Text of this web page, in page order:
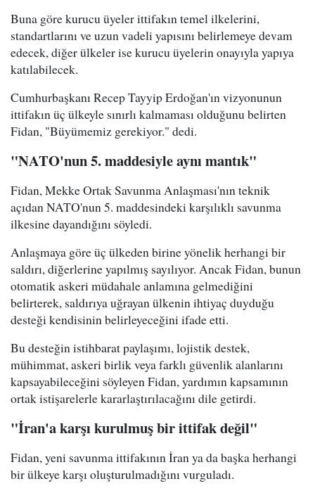
Buna göre kurucu üyeler ittifakın temel ilkelerini,
standartlarını ve uzun vadeli yapısını belirlemeye devam
edecek, diğer ülkeler ise kurucu üyelerin onayıyla yapıya
katılabilecek.
Cumhurbaşkanı Recep Tayyip Erdoğan'ın vizyonunun
ittifakın üç ülkeyle sınırlı kalmaması olduğunu belirten
Fidan, "Büyümemiz gerekiyor." dedi.
"NATO'nun 5. maddesiyle aynı mantık"
Fidan, Mekke Ortak Savunma Anlaşması'nın teknik
açıdan NATO'nun 5. maddesindeki karşılıklı savunma
ilkesine dayandığını söyledi.
Anlaşmaya göre üç ülkeden birine yönelik herhangi bir
saldırı, diğerlerine yapılmış sayılıyor. Ancak Fidan, bunun
otomatik askeri müdahale anlamına gelmediğini
belirterek, saldırıya uğrayan ülkenin ihtiyaç duyduğu
desteği kendisinin belirleyeceğini ifade etti.
Bu desteğin istihbarat paylaşımı, lojistik destek,
mühimmat, askeri birlik veya farklı güvenlik alanlarını
kapsayabileceğini söyleyen Fidan, yardımın kapsamının
ortak istişarelerle kararlaştırılacağını dile getirdi.
"İran'a karşı kurulmuş bir ittifak değil"
Fidan, yeni savunma ittifakının İran ya da başka herhangi
bir ülkeye karşı oluşturulmadığını vurguladı.